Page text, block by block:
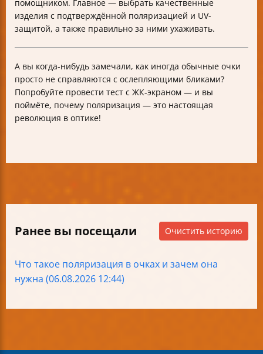
помощником. Главное — выбрать качественные
изделия с подтверждённой поляризацией и UV-
защитой, а также правильно за ними ухаживать.
А вы когда-нибудь замечали, как иногда обычные очки
просто не справляются с ослепляющими бликами?
Попробуйте провести тест с ЖК-экраном — и вы
поймёте, почему поляризация — это настоящая
революция в оптике!
Ранее вы посещали Очистить историю
Что такое поляризация в очках и зачем она
нужна (06.08.2026 12:44)